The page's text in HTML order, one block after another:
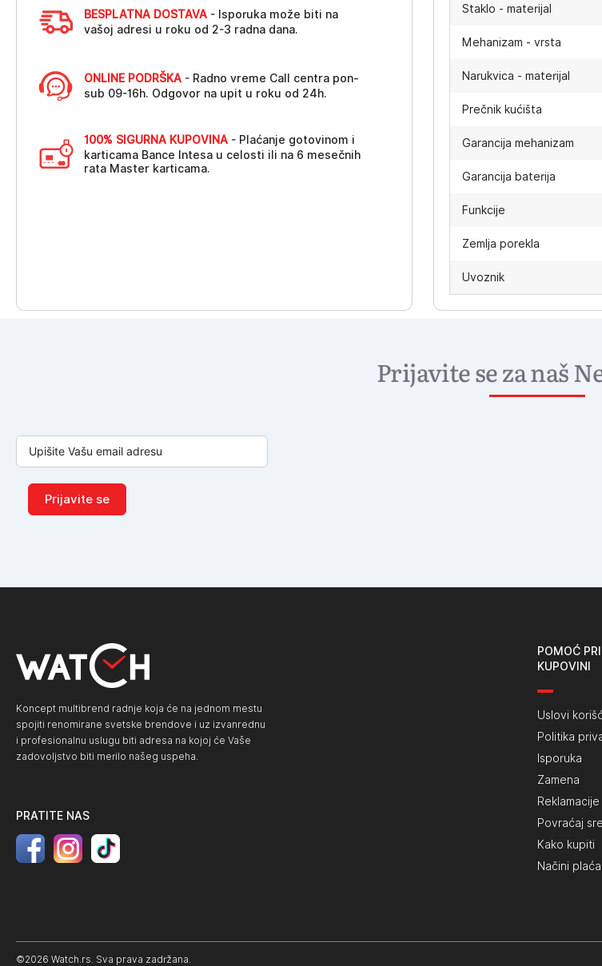
BESPLATNA DOSTAVA - Isporuka može biti na
vašoj adresi u roku od 2-3 radna dana.
ONLINE PODRŠKA - Radno vreme Call centra pon-
sub 09-16h. Odgovor na upit u roku od 24h.
100% SIGURNA KUPOVINA - Plaćanje gotovinom i
karticama Bance Intesa u celosti ili na 6 mesečnih
rata Master karticama.
Staklo - materijal
Mehanizam - vrsta
Narukvica - materijal
Prečnik kućišta
Garancija mehanizam
Garancija baterija
Funkcije
Zemlja porekla
Uvoznik
Prijavite se za naš
Prijavite se
Koncept multibrend radnje koja će na jednom mestu
spojiti renomirane svetske brendove i uz izvanrednu
i profesionalnu uslugu biti adresa na kojoj će Vaše
zadovoljstvo biti merilo našeg uspeha.
PRATITE NAS
POMOĆ
KUPOVINI
Uslovi
Politika
Isporuka
Zamena
Reklamacije
Povraćaj
Kako kupiti
Načini
©2026 Watch.rs. Sva prava zadržana.